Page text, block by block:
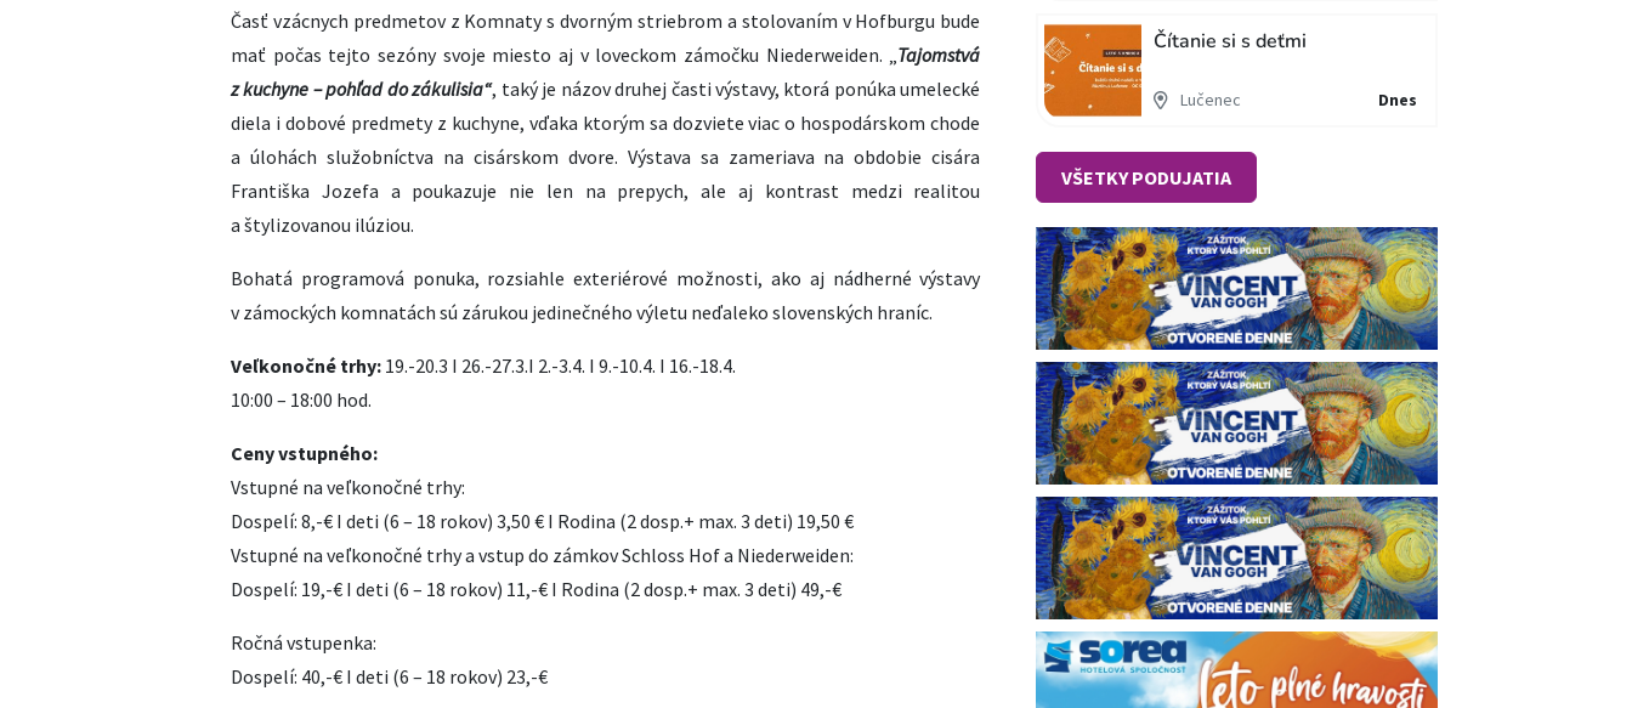
Časť vzácnych predmetov z Komnaty s dvorným striebrom a stolovaním v Hofburgu bude
mať počas tejto sezóny svoje miesto aj v loveckom zámočku Niederweiden. „Tajomstvá
z kuchyne – pohľad do zákulisia“, taký je názov druhej časti výstavy, ktorá ponúka umelecké
diela i dobové predmety z kuchyne, vďaka ktorým sa dozviete viac o hospodárskom chode
a úlohách služobníctva na cisárskom dvore. Výstava sa zameriava na obdobie cisára
Františka Jozefa a poukazuje nie len na prepych, ale aj kontrast medzi realitou
a štylizovanou ilúziou.
Bohatá programová ponuka, rozsiahle exteriérové možnosti, ako aj nádherné výstavy
v zámockých komnatách sú zárukou jedinečného výletu neďaleko slovenských hraníc.
Veľkonočné trhy: 19.-20.3 I 26.-27.3.I 2.-3.4. I 9.-10.4. I 16.-18.4.
10:00 – 18:00 hod.
Ceny vstupného:
Vstupné na veľkonočné trhy:
Dospelí: 8,-€ I deti (6 – 18 rokov) 3,50 € I Rodina (2 dosp.+ max. 3 deti) 19,50 €
Vstupné na veľkonočné trhy a vstup do zámkov Schloss Hof a Niederweiden:
Dospelí: 19,-€ I deti (6 – 18 rokov) 11,-€ I Rodina (2 dosp.+ max. 3 deti) 49,-€
Ročná vstupenka:
Dospelí: 40,-€ I deti (6 – 18 rokov) 23,-€
Čítanie si s deťmi
Lučenec Dnes
VŠETKY PODUJATIA